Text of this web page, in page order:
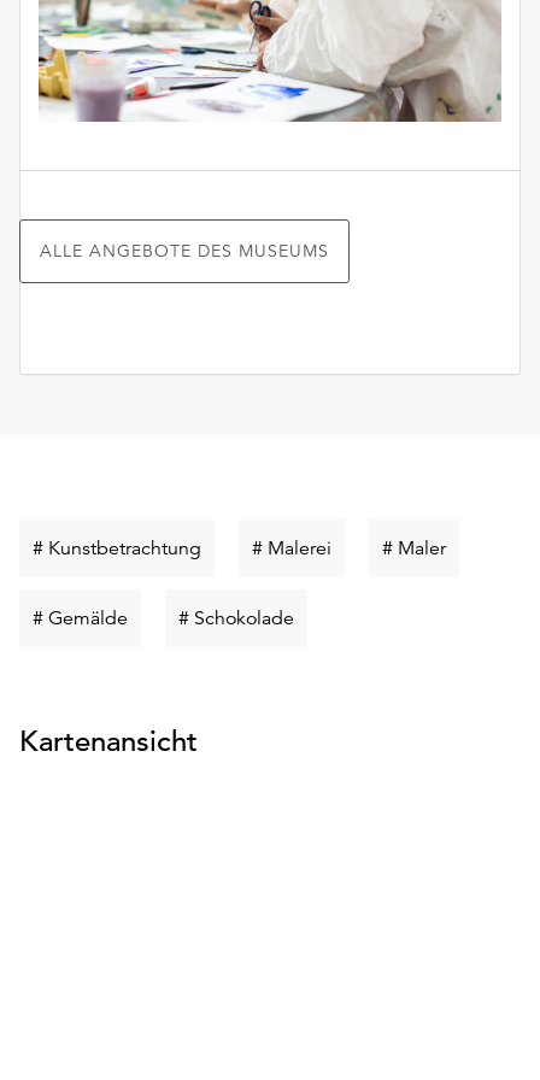
ALLE ANGEBOTE DES MUSEUMS
# Kunstbetrachtung Schlüsselwort
# Malerei Schlüsselwort
# Maler
# Gemälde Schlüsselwort
# Schokolade
Kartenansicht